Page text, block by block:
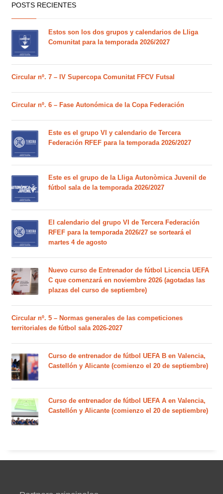
POSTS RECIENTES
Estos son los dos grupos y calendarios de Lliga
Comunitat para la temporada 2026/2027
Circular nº. 7 – IV Supercopa Comunitat FFCV Futsal
Circular nº. 6 – Fase Autonómica de la Copa Federación
Este es el grupo VI y calendario de Tercera
Federación RFEF para la temporada 2026/2027
Este es el grupo de la Lliga Autonòmica Juvenil de
fútbol sala de la temporada 2026/2027
El calendario del grupo VI de Tercera Federación
RFEF para la temporada 2026/27 se sorteará el
martes 4 de agosto
Nuevo curso de Entrenador de fútbol Licencia UEFA
C que comenzará en noviembre 2026 (agotadas las
plazas del curso de septiembre)
Circular nº. 5 – Normas generales de las competiciones
territoriales de fútbol sala 2026-2027
Curso de entrenador de fútbol UEFA B en Valencia,
Castellón y Alicante (comienzo el 20 de septiembre)
Curso de entrenador de fútbol UEFA A en Valencia,
Castellón y Alicante (comienzo el 20 de septiembre)